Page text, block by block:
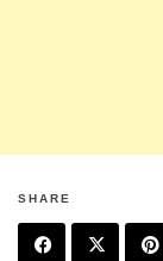
SHARE